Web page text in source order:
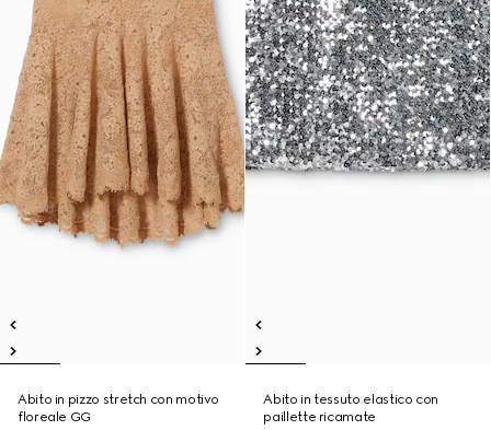
Abito in pizzo stretch con motivo
floreale GG
Abito in tessuto elastico con
paillette ricamate